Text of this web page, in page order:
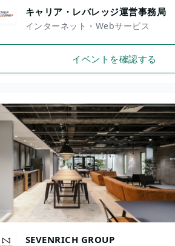
キャリア・レバレッジ運営事務局
インターネット・Webサービス
イベントを確認する
SEVENRICH GROUP